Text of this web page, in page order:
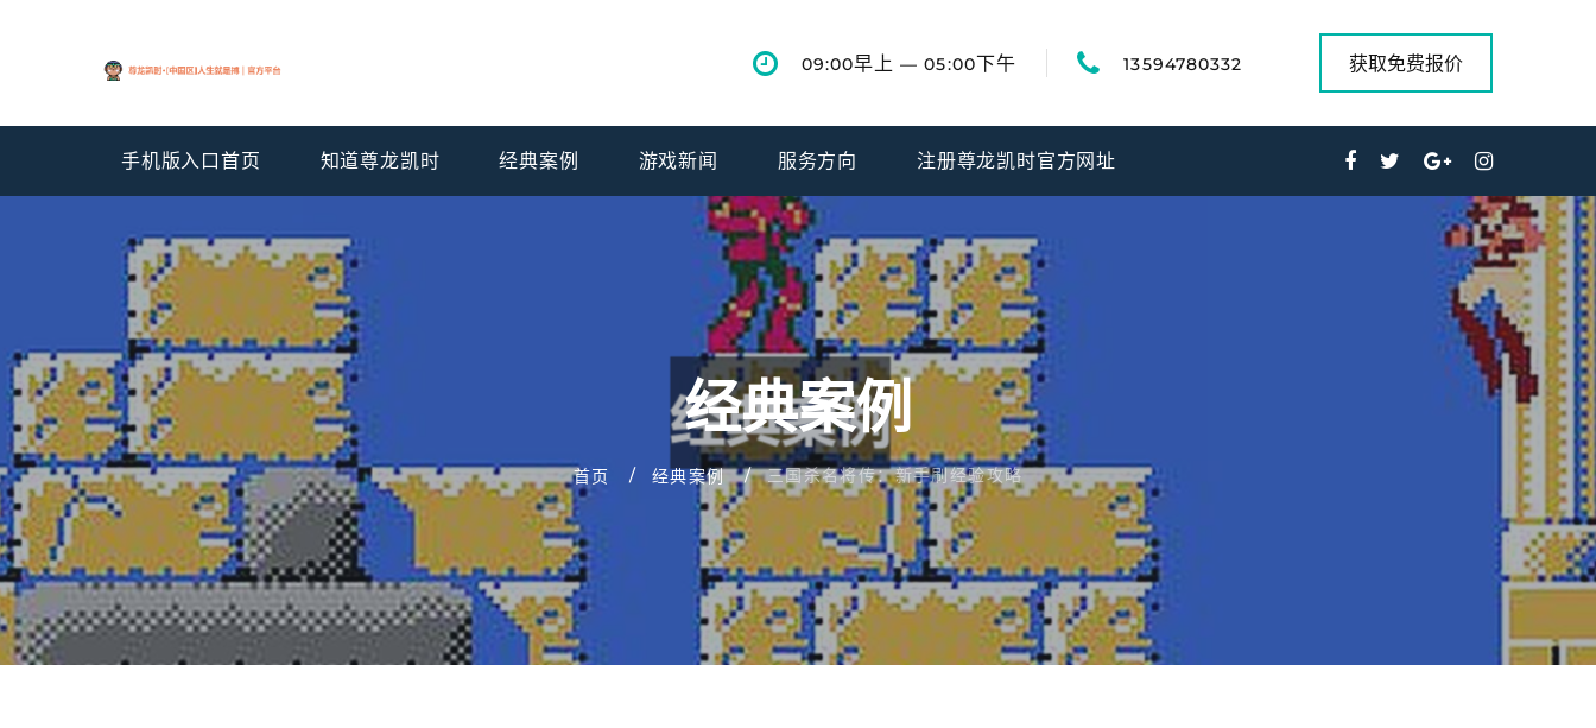
09:00早上 — 05:00下午 13594780332 获取免费报价
手机版入口首页 知道尊龙凯时 经典案例 游戏新闻 服务方向 注册尊龙凯时官方网址
经典案例
首页 经典案例 三国杀名将传：新手刷经验攻略